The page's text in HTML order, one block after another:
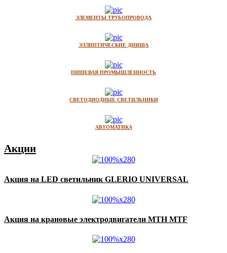
ЭЛЕМЕНТЫ ТРУБОПРОВОДА
ЭЛЛИПТИЧЕСКИЕ ДНИЩА
ПИЩЕВАЯ ПРОМЫШЛЕННОСТЬ
СВЕТОДИОДНЫЕ СВЕТИЛЬНИКИ
АВТОМАТИКА
Акции
Акция на LED светильник GLERIO UNIVERSAL
Акция на крановые электродвигатели MTH MTF